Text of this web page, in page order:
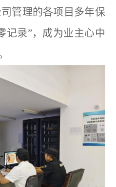
管理的各项目多年保
记录”，成为业主心中